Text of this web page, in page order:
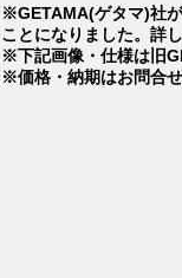
※GETAMA(ゲタマ)社
ことになりました。詳
※下記画像・仕様は旧
※価格・納期はお問合せ